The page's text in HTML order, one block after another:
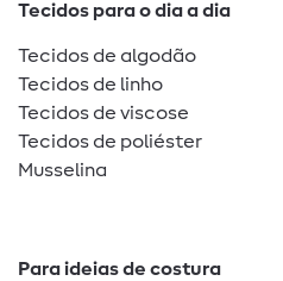
Tecidos para o dia a dia
Tecidos de algodão
Tecidos de linho
Tecidos de viscose
Tecidos de poliéster
Musselina
Para ideias de costura